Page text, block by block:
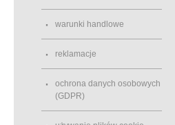
warunki handlowe
reklamacje
ochrona danych osobowych
(GDPR)